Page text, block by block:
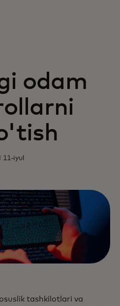
odam
iyul
tashkilotlari va